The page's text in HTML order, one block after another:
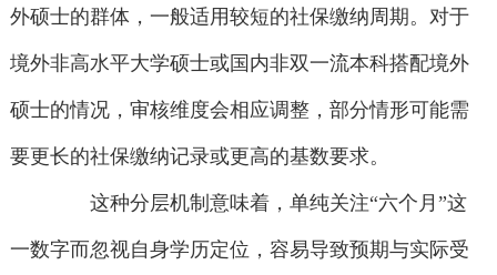
外硕士的群体，一般适用较短的社保缴纳周期。对于
境外非高水平大学硕士或国内非双一流本科搭配境外
硕士的情况，审核维度会相应调整，部分情形可能需
要更长的社保缴纳记录或更高的基数要求。
这种分层机制意味着，单纯关注“六个月”这
一数字而忽视自身学历定位，容易导致预期与实际受